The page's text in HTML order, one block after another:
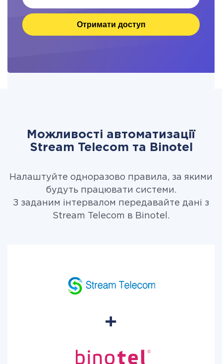
Отримати доступ
Можливості автоматизації
Stream Telecom та Binotel
Налаштуйте одноразово правила, за якими
будуть працювати системи.
З заданим інтервалом передавайте дані з
Stream Telecom в Binotel.